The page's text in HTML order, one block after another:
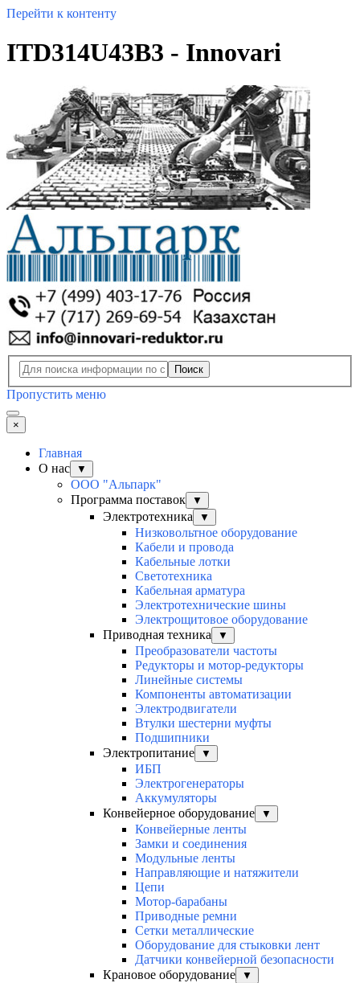
Перейти к контенту
ITD314U43B3 - Innovari
Поиск
Пропустить меню
×
Главная
О нас
▼
ООО "Альпарк"
Программа поставок
▼
Электротехника ▼
Низковольтное оборудование
Кабели и провода
Кабельные лотки
Светотехника
Кабельная арматура
Электротехнические шины
Электрощитовое оборудование
Приводная техника
▼
Преобразователи частоты
Редукторы и мотор-редукторы
Линейные системы
Компоненты автоматизации
Электродвигатели
Втулки шестерни муфты
Подшипники
Электропитание
▼
ИБП
Электрогенераторы
Аккумуляторы
Конвейерное оборудование
▼
Конвейерные ленты
Замки и соединения
Модульные ленты
Направляющие и натяжители
Цепи
Мотор-барабаны
Приводные ремни
Сетки металлические
Оборудование для стыковки лент
Датчики конвейерной безопасности
Крановое оборудование
▼